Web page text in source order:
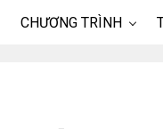
CHƯƠNG TRÌNH